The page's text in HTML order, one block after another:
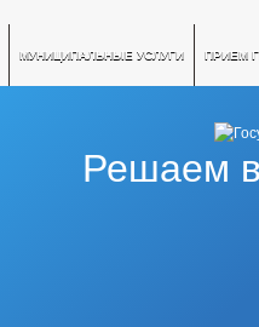
МУНИЦИПАЛЬНЫЕ УСЛУГИ ПРИЕМ
Решаем